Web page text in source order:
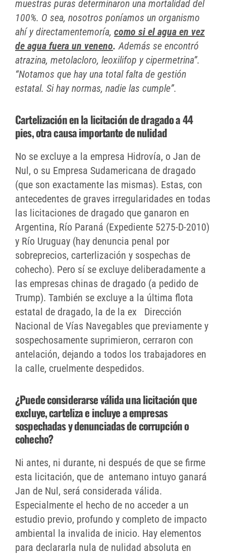
muestras puras determinaron una mortalidad del
100%. O sea, nosotros poníamos un organismo
ahí y directamentemoría, como si el agua en vez
de agua fuera un veneno. Además se encontró
atrazina, metolacloro, leoxilifop y cipermetrina”.
“Notamos que hay una total falta de gestión
estatal. Si hay normas, nadie las cumple”.
Cartelización en la licitación de dragado a 44
pies, otra causa importante de nulidad
No se excluye a la empresa Hidrovía, o Jan de
Nul, o su Empresa Sudamericana de dragado
(que son exactamente las mismas). Estas, con
antecedentes de graves irregularidades en todas
las licitaciones de dragado que ganaron en
Argentina, Río Paraná (Expediente 5275-D-2010)
y Río Uruguay (hay denuncia penal por
sobreprecios, carterlización y sospechas de
cohecho). Pero sí se excluye deliberadamente a
las empresas chinas de dragado (a pedido de
Trump). También se excluye a la última flota
estatal de dragado, la de la ex Dirección
Nacional de Vías Navegables que previamente y
sospechosamente suprimieron, cerraron con
antelación, dejando a todos los trabajadores en
la calle, cruelmente despedidos.
¿Puede considerarse válida una licitación que
excluye, carteliza e incluye a empresas
sospechadas y denunciadas de corrupción o
cohecho?
Ni antes, ni durante, ni después de que se firme
esta licitación, que de antemano intuyo ganará
Jan de Nul, será considerada válida.
Especialmente el hecho de no acceder a un
estudio previo, profundo y completo de impacto
ambiental la invalida de inicio. Hay elementos
para declararla nula de nulidad absoluta en